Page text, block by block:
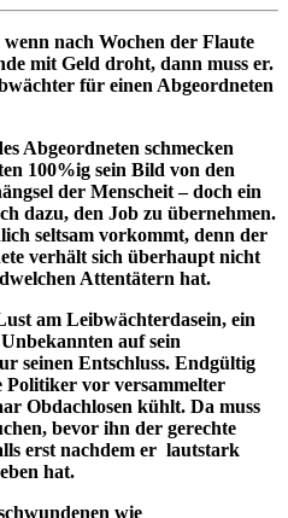
nach Wochen der Flaute
mit Geld droht, dann muss er.
für einen Abgeordneten
Abgeordneten schmecken
100%ig sein Bild von den
der Menscheit – doch ein
dazu, den Job zu übernehmen.
seltsam vorkommt, denn der
verhält sich überhaupt nicht
Attentätern hat.
am Leibwächterdasein, ein
auf sein
seinen Entschluss. Endgültig
Politiker vor versammelter
Obdachlosen kühlt. Da muss
bevor ihn der gerechte
erst nachdem er lautstark
hat.
wie